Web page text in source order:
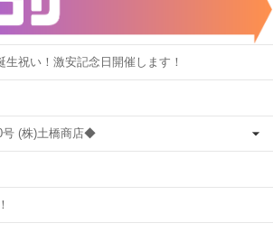
祝い！激安記念日開催します！
号 (株)土橋商店◆